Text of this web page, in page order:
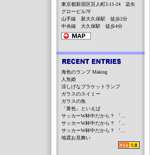
東京都新宿区百人町2-11-24 染矢
グロービル7F
山手線 新大久保駅 徒歩2分
中央線 大久保駅 徒歩4分
海色のランプ Making
人魚姫
涼しげなブラケットランプ
ガラスのスイミー
ガラスの魚
「黄色」といえば
サッカーW杯中だから？ 「...
サッカーW杯中だから？ 「...
サッカーW杯中だから？ 「...
地震お見舞い